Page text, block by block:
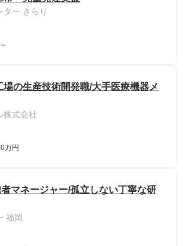
ター きらり
場の生産技術開発職/大手医療機器メ
株式会社
万円
マネージャー/孤立しない丁寧な研
福岡